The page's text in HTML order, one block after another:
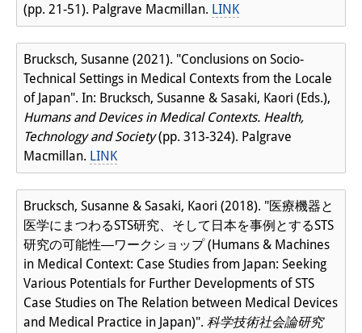
(pp. 21-51). Palgrave Macmillan. LINK
Brucksch, Susanne (2021). "Conclusions on Socio-
Technical Settings in Medical Contexts from the Locale
of Japan". In: Brucksch, Susanne & Sasaki, Kaori (Eds.),
Humans and Devices in Medical Contexts. Health,
Technology and Society(pp. 313-324). Palgrave
Macmillan. LINK
Brucksch, Susanne & Sasaki, Kaori (2018). "医療機器と
医学にまつわるSTS研究、そして日本を事例とするSTS
研究の可能性―ワークショップ (Humans & Machines
in Medical Context: Case Studies from Japan: Seeking
Various Potentials for Further Developments of STS
Case Studies on The Relation between Medical Devices
and Medical Practice in Japan)". 科学技術社会論研究